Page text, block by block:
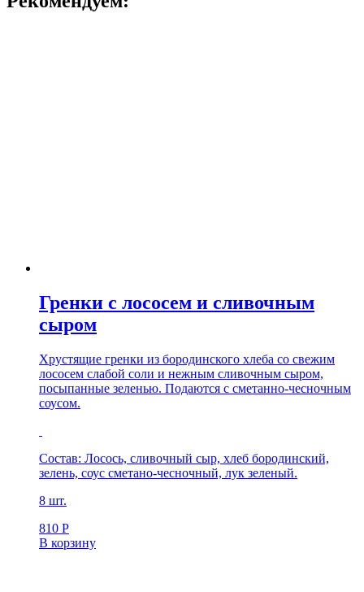
Гренки с лососем и сливочным
сыром
Хрустящие гренки из бородинского хлеба со свежим
лососем слабой соли и нежным сливочным сыром,
посыпанные зеленью. Подаются с сметанно-чесночным
соусом.
Состав: Лосось, сливочный сыр, хлеб бородинский,
зелень, соус сметано-чесночный, лук зеленый.
8 шт.
810 Р
В корзину